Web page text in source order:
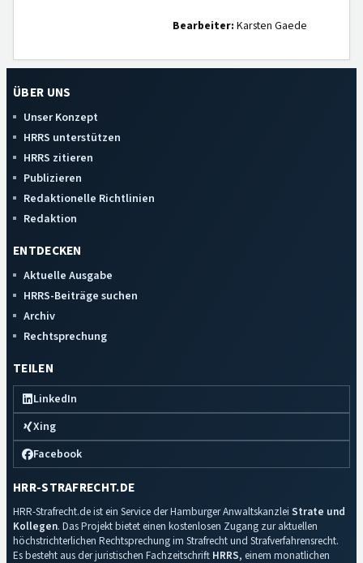
Bearbeiter: Karsten Gaede
ÜBER UNS
Unser Konzept
HRRS unterstützen
HRRS zitieren
Publizieren
Redaktionelle Richtlinien
Redaktion
ENTDECKEN
Aktuelle Ausgabe
HRRS-Beiträge suchen
Archiv
Rechtsprechung
TEILEN
LinkedIn
Xing
Facebook
HRR-STRAFRECHT.DE
HRR-Strafrecht.de ist ein Service der Hamburger Anwaltskanzlei Strate und
Kollegen. Das Projekt bietet einen kostenlosen Zugang zur aktuellen
höchstrichterlichen Rechtsprechung im Strafrecht und Strafverfahrensrecht.
Es besteht aus der juristischen Fachzeitschrift HRRS, einem monatlichen